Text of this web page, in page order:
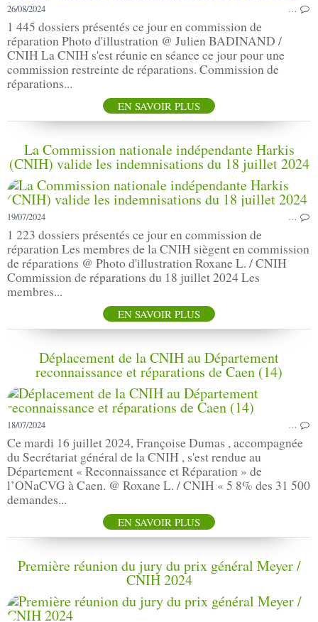
26/08/2024 …
1 445 dossiers présentés ce jour en commission de
réparation Photo d'illustration @ Julien BADINAND /
CNIH La CNIH s'est réunie en séance ce jour pour une
commission restreinte de réparations. Commission de
réparations...
EN SAVOIR PLUS
La Commission nationale indépendante Harkis
(CNIH) valide les indemnisations du 18 juillet 2024
19/07/2024 …
1 223 dossiers présentés ce jour en commission de
réparation Les membres de la CNIH siègent en commission
de réparations @ Photo d'illustration Roxane L. / CNIH
Commission de réparations du 18 juillet 2024 Les
membres...
EN SAVOIR PLUS
Déplacement de la CNIH au Département
reconnaissance et réparations de Caen (14)
18/07/2024 …
Ce mardi 16 juillet 2024, Françoise Dumas , accompagnée
du Secrétariat général de la CNIH , s'est rendue au
Département « Reconnaissance et Réparation » de
l’ONaCVG à Caen. @ Roxane L. / CNIH « 5 8% des 31 500
demandes...
EN SAVOIR PLUS
Première réunion du jury du prix général Meyer /
CNIH 2024